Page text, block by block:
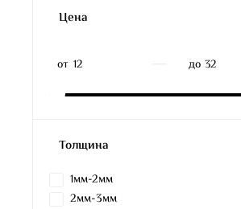
Цена
от до
Толщина
1мм-2мм
2мм-3мм